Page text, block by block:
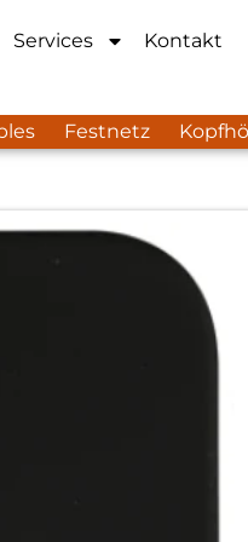
Services Kontakt
Festnetz